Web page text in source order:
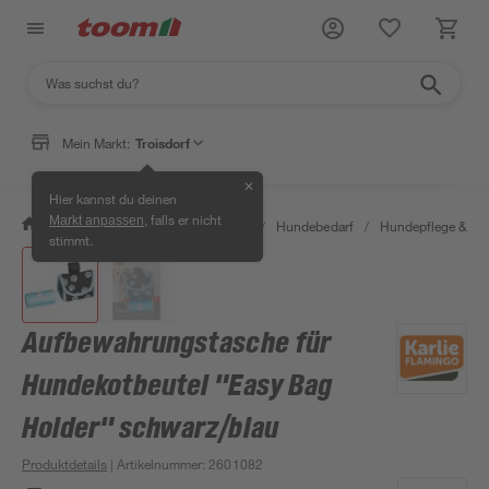
Mein Markt: Troisdorf
Hier kannst du deinen
Markt anpassen , falls er nicht
stimmt.
✕
/ Garten & Freizeit / Tierbedarf / Hundebedarf / Hundepflege & -
Aufbewahrungstasche für
Hundekotbeutel "Easy Bag
Holder" schwarz/blau
Produktdetails | Artikelnummer: 2601082